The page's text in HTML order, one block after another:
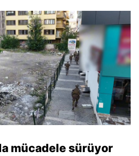
mücadele sürüyor